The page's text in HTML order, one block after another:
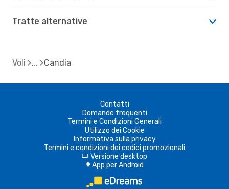
Tratte alternative
Voli Candia
Contatti
Domande frequenti
Termini e Condizioni Generali
Utilizzo dei Cookie
Informativa sulla privacy
Termini e condizioni dei codici promozionali
d Versione desktop
A App per Android